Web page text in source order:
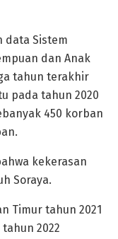
data Sistem
dan Anak
tahun terakhir
pada tahun 2020
450 korban
kekerasan
Soraya.
Timur tahun 2021
2022